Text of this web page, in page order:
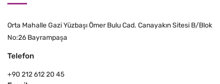
Orta Mahalle Gazi Yüzbaşı Ömer Bulu Cad. Canayakın Sitesi B/Blok
No:26 Bayrampaşa
Telefon
+90 212 612 20 45